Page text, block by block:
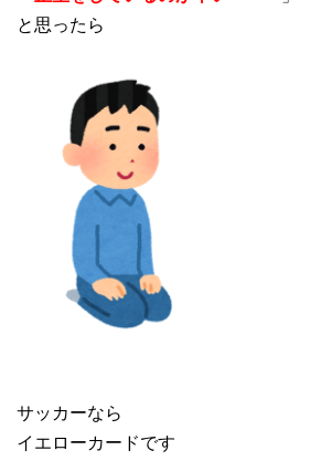
と思ったら
サッカーなら
イエローカードです